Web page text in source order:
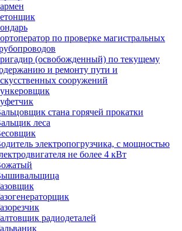
по проверке магистральных
(освобожденный) по текущему
и ремонту пути и
сооружений
стана горячей прокатки
леса
электропогрузчика, с мощностью
не более 4 кВт
радиодеталей